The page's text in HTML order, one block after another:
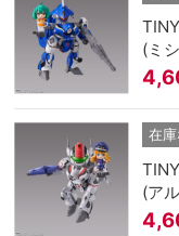
(ミ
在庫
(ア